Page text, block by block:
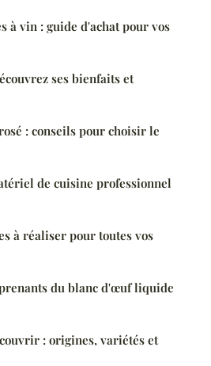
à vin : guide d'achat pour vos
ses bienfaits et
: conseils pour choisir le
de cuisine professionnel
à réaliser pour toutes vos
du blanc d'œuf liquide
: origines, variétés et